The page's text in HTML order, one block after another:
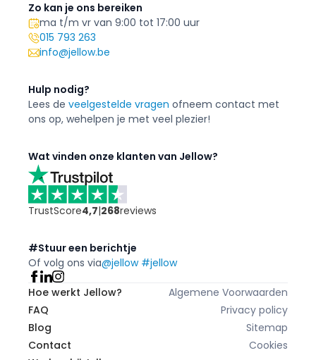
Zo kan je ons bereiken
ma t/m vr van 9:00 tot 17:00 uur
015 793 263
info@jellow.be
Hulp nodig?
Lees de veelgestelde vragen ofneem contact met
ons op, wehelpen je met veel plezier!
Wat vinden onze klanten van Jellow?
TrustScore4,7|268reviews
#Stuur een berichtje
Of volg ons via@jellow #jellow
Hoe werkt Jellow?
FAQ
Blog
Contact
Algemene Voorwaarden
Privacy policy
Sitemap
Cookies